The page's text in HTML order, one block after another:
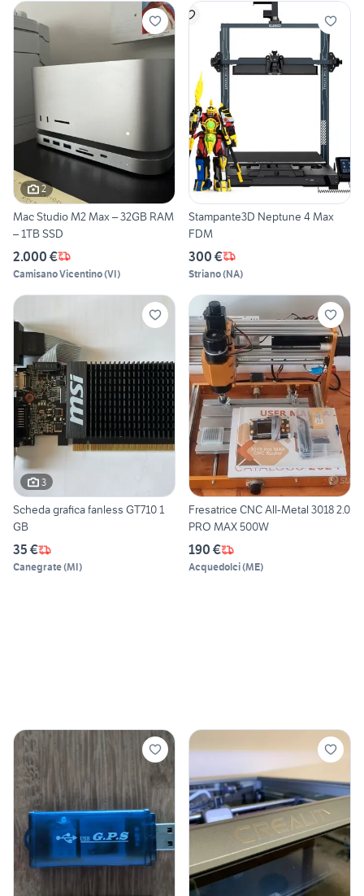
2
Mac Studio M2 Max – 32GB RAM
– 1TB SSD
2.000 €
Camisano Vicentino(VI)
Stampante3D Neptune 4 Max
FDM
300 €
Striano(NA)
3
Scheda grafica fanless GT710 1
GB
35 €
Canegrate(MI)
Fresatrice CNC All-Metal 3018 2.0
PRO MAX 500W
190 €
Acquedolci(ME)